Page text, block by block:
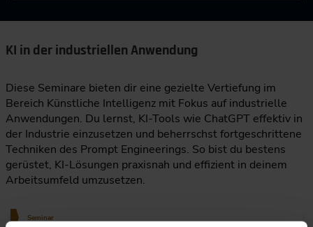
KI in der industriellen Anwendung
Diese Seminare bieten dir eine gezielte Vertiefung im
Bereich Künstliche Intelligenz mit Fokus auf industrielle
Anwendungen. Du lernst, KI-Tools wie ChatGPT effektiv in
der Industrie einzusetzen und beherrschst fortgeschrittene
Techniken des Prompt Engineerings. So bist du bestens
gerüstet, KI-Lösungen praxisnah und effizient in deinem
Arbeitsumfeld umzusetzen.
Seminar